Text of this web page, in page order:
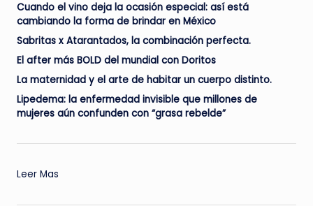
Cuando el vino deja la ocasión especial: así está
cambiando la forma de brindar en México
Sabritas x Atarantados, la combinación perfecta.
El after más BOLD del mundial con Doritos
La maternidad y el arte de habitar un cuerpo distinto.
Lipedema: la enfermedad invisible que millones de
mujeres aún confunden con “grasa rebelde”
Leer Mas